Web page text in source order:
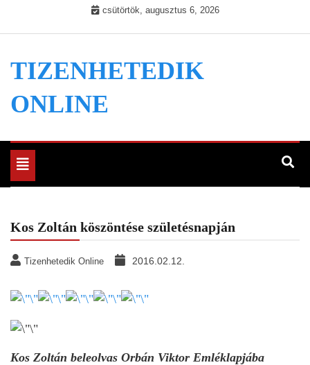
csütörtök, augusztus 6, 2026
TIZENHETEDIK
ONLINE
Toggle
navigation
Kos Zoltán köszöntése születésnapján
Tizenhetedik Online 2016.02.12.
Kos Zoltán beleolvas Orbán Viktor Emléklapjába